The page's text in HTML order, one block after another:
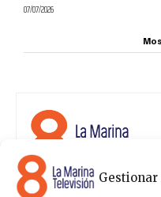
07/07/2026
8 La Marina Televisión